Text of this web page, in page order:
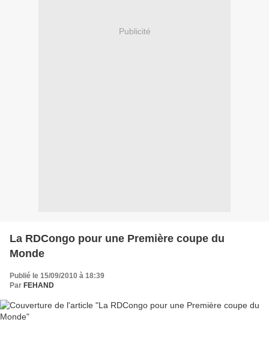
Publicité
La RDCongo pour une Première coupe du
Monde
Publié le 15/09/2010 à 18:39
Par FEHAND